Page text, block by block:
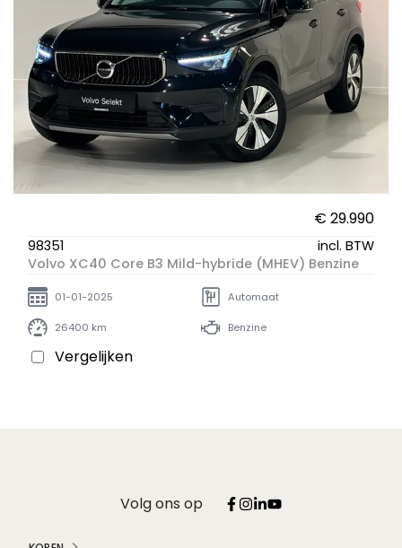
€ 29.990
98351
incl. BTW
Volvo XC40 Core B3 Mild-hybride (MHEV) Benzine
01-01-2025 Automaat
26400 km Benzine
Vergelijken
Volg ons op